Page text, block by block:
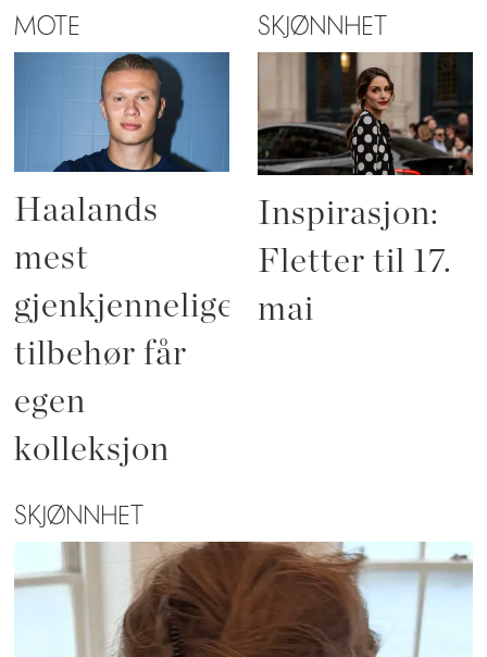
MOTE
Haalands
mest
gjenkjennelige
tilbehør får
egen
kolleksjon
SKJØNNHET
Inspirasjon:
Fletter til 17.
mai
SKJØNNHET